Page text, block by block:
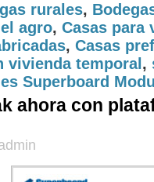
rurales,
agro, Casas para
, Casas
vivienda temporal ,
Superboard
ahora con